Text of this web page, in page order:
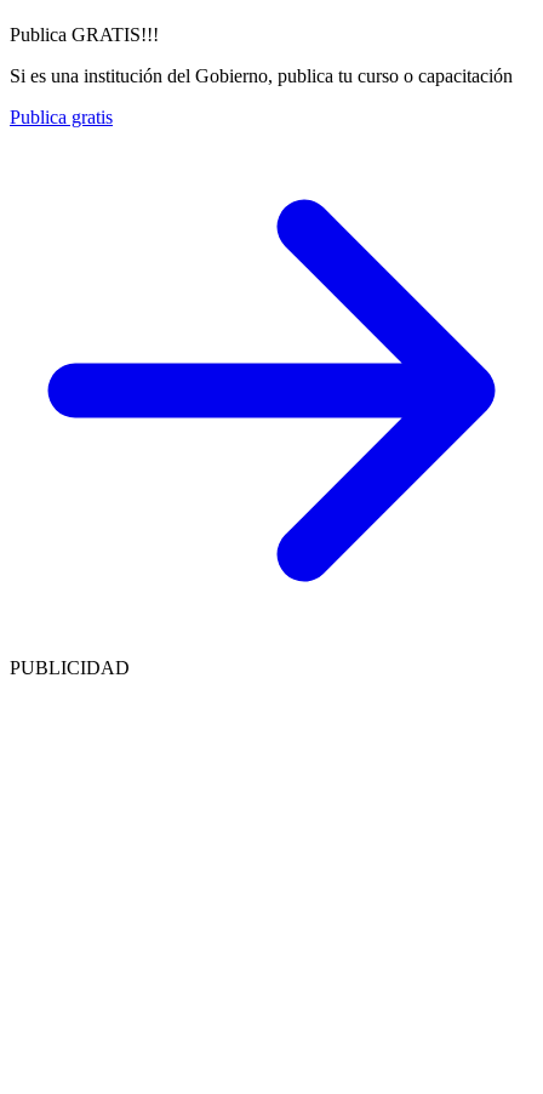
Publica GRATIS!!!
Si es una institución del Gobierno, publica tu curso o capacitación
Publica gratis
PUBLICIDAD